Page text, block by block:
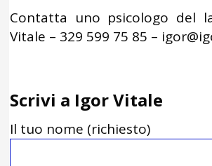
Contatta uno psicologo del
Vitale – 329 599 75 85 –
Scrivi a Igor Vitale
Il tuo nome (richiesto)